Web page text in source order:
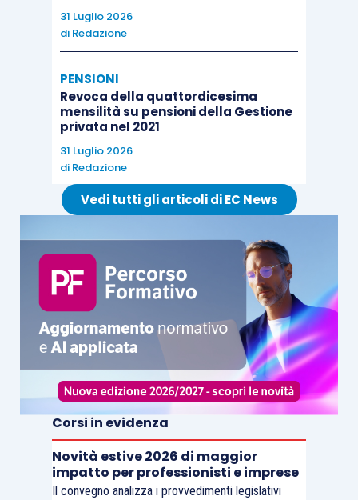
31 Luglio 2026
di Redazione
PENSIONI
Revoca della quattordicesima
mensilità su pensioni della Gestione
privata nel 2021
31 Luglio 2026
di Redazione
Vedi tutti gli articoli di EC News
Corsi in evidenza
Novità estive 2026 di maggior
impatto per professionisti e imprese
Il convegno analizza i provvedimenti legislativi